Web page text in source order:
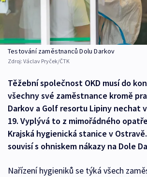
Testování zaměstnanců Dolu Darkov
Zdroj: Václav Pryček/ČTK
Těžební společnost OKD musí do
všechny své zaměstnance kromě
Darkov a Golf resortu Lipiny nechat
19. Vyplývá to z mimořádného
Krajská hygienická stanice v
souvisí s ohniskem nákazy na Dole
Nařízení hygieniků se týká všech